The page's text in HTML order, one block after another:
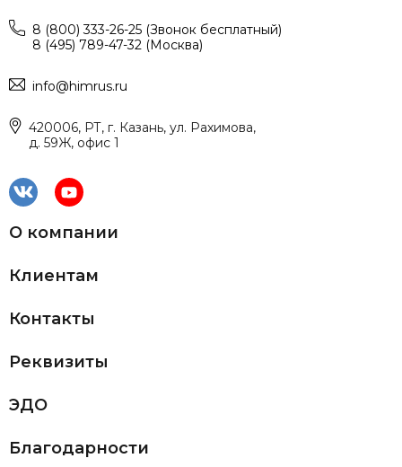
8 (800) 333-26-25 (Звонок бесплатный)
8 (495) 789-47-32 (Москва)
info@himrus.ru
420006, РТ, г. Казань, ул. Рахимова,
д. 59Ж, офис 1
О компании
Клиентам
Контакты
Реквизиты
ЭДО
Благодарности